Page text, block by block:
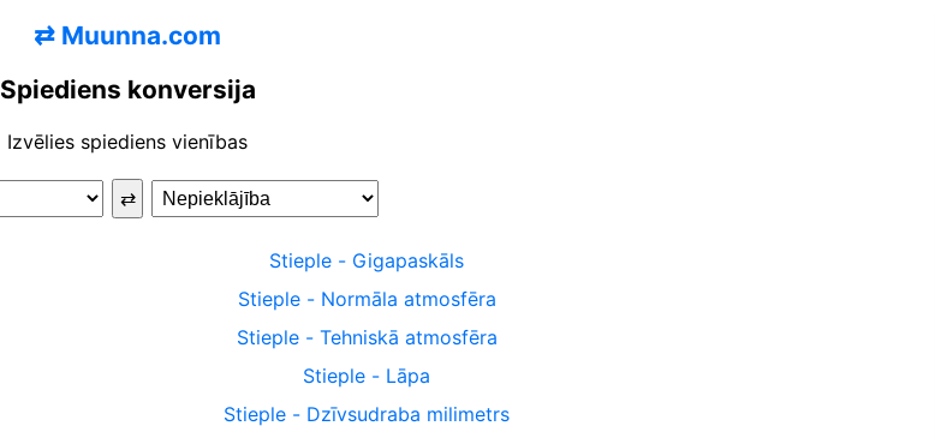
⇄ Muunna.com
Spiediens konversija
Izvēlies spiediens vienības
⇄
Stieple - Gigapaskāls
Stieple- Normāla atmosfēra
Stieple- Tehniskā atmosfēra
Stieple - Lāpa
Stieple - Dzīvsudraba milimetrs